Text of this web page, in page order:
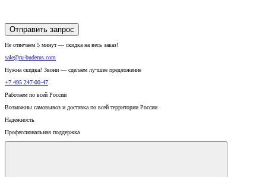
Отправить запрос
Не отвечаем 5 минут — скидка на весь заказ!
sale@ru-buderus.com
Нужна скидка? Звони — сделаем лучшее предложение
+7 495 247-00-47
Работаем по всей России
Возможны самовывоз и доставка по всей территории России
Надежность
Профессиональная поддержка